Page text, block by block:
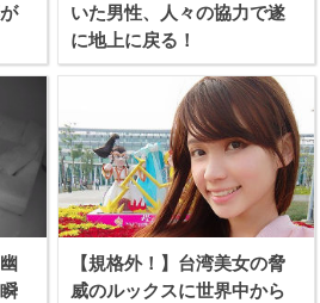
いた男性、人々の協力で遂
に地上に戻る！
【規格外！】台湾美女の脅
威のルックスに世界中から